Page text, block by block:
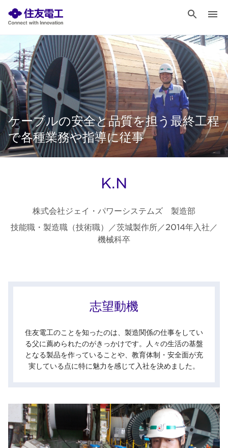
ケーブルの安全と品質を担う最終工程
で各種業務や指導に従事
K.N
株式会社ジェイ・パワーシステムズ 製造部
技能職・製造職（技術職）／茨城製作所／2014年入社／
機械科卒
志望動機
住友電工のことを知ったのは、製造関係の仕事をしてい
る父に薦められたのがきっかけです。人々の生活の基盤
となる製品を作っていることや、教育体制・安全面が充
実している点に特に魅力を感じて入社を決めました。